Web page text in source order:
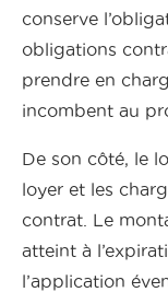
conserve
obligations
prendre en
incombent au
De son côté, le
loyer et les
contrat. Le
atteint à
l’application